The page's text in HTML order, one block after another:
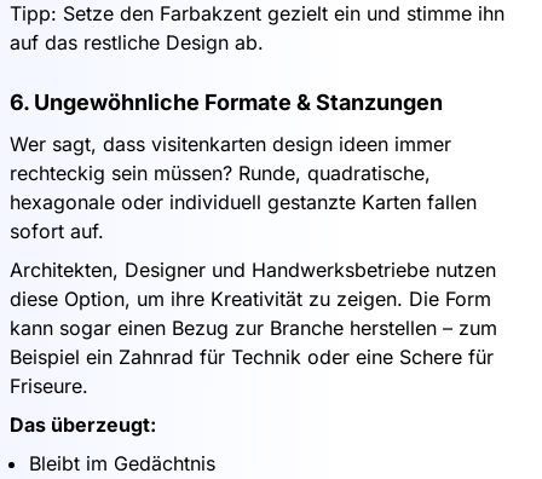
Tipp: Setze den Farbakzent gezielt ein und stimme ihn
auf das restliche Design ab.
6. Ungewöhnliche Formate & Stanzungen
Wer sagt, dass visitenkarten design ideen immer
rechteckig sein müssen? Runde, quadratische,
hexagonale oder individuell gestanzte Karten fallen
sofort auf.
Architekten, Designer und Handwerksbetriebe nutzen
diese Option, um ihre Kreativität zu zeigen. Die Form
kann sogar einen Bezug zur Branche herstellen – zum
Beispiel ein Zahnrad für Technik oder eine Schere für
Friseure.
Das überzeugt:
Bleibt im Gedächtnis